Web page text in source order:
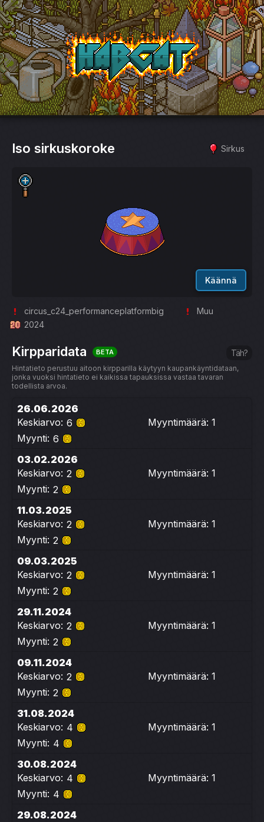
HabCat
Iso sirkuskoroke Sirkus
Käännä
circus_c24_performanceplatformbig
Muu
2024
Kirpparidata BETA Täh?
Hintatieto perustuu aitoon kirpparilla käytyyn kaupankäyntidataan,
jonka vuoksi hintatieto ei kaikissa tapauksissa vastaa tavaran
todellista arvoa.
26.06.2026
Keskiarvo: 6
Myyntimäärä: 1
Myynti: 6
03.02.2026
Keskiarvo: 2
Myyntimäärä: 1
Myynti: 2
11.03.2025
Keskiarvo: 2
Myyntimäärä: 1
Myynti: 2
09.03.2025
Keskiarvo: 2
Myyntimäärä: 1
Myynti: 2
29.11.2024
Keskiarvo: 2
Myyntimäärä: 1
Myynti: 2
09.11.2024
Keskiarvo: 2
Myyntimäärä: 1
Myynti: 2
31.08.2024
Keskiarvo: 4
Myyntimäärä: 1
Myynti: 4
30.08.2024
Keskiarvo: 4
Myyntimäärä: 1
Myynti: 4
29.08.2024